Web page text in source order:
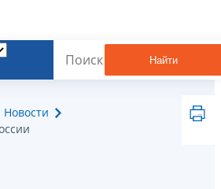
Найти
Новости